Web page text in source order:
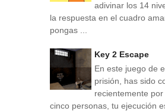
adivinar los 14
la respuesta en el cuadro
pongas ...
Key 2 Escape
En este juego de
prisión, has sido
recientemente
cinco personas, tu ejecución